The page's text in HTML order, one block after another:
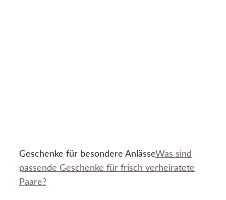
Geschenke für besondere AnlässeWas sind
passende Geschenke für frisch verheiratete
Paare?